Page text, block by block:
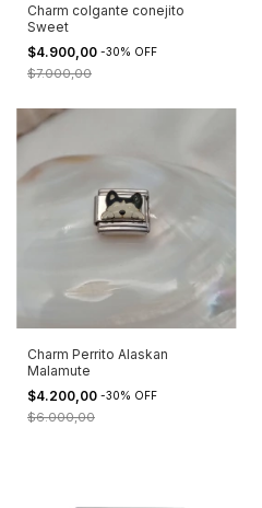
Charm colgante conejito
Sweet
$4.900,00 -30% OFF
$7.000,00
Charm Perrito Alaskan
Malamute
$4.200,00 -30% OFF
$6.000,00